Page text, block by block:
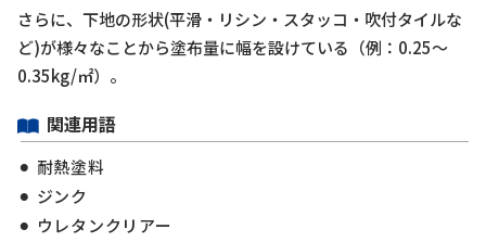
さらに、下地の形状(平滑・リシン・スタッコ・吹付タイルな
ど)が様々なことから塗布量に幅を設けている（例：0.25～
0.35kg/㎡）。
関連用語
耐熱塗料
ジンク
ウレタンクリアー